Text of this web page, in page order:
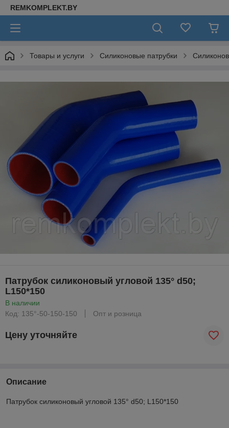
REMKOMPLEKT.BY
Товары и услуги Силиконовые патрубки
Патрубок силиконовый угловой 135° d50;
L150*150
В наличии
Код: 135°-50-150-150
Опт и розница
Цену уточняйте
Описание
Патрубок силиконовый угловой 135° d50; L150*150